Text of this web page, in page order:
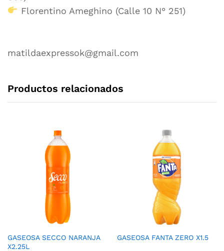
Florentino Ameghino (Calle 10 N° 251)
matildaexpressok@gmail.com
Productos relacionados
GASEOSA SECCO NARANJA
X2.25L
GASEOSA FANTA ZERO X1.5